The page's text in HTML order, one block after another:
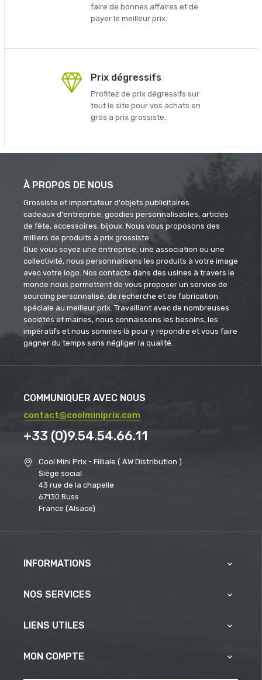
faire de bonnes affaires et de
payer le meilleur prix.
Prix dégressifs
Profitez de prix dégressifs sur
tout le site pour vos achats en
gros à prix grossiste.
À PROPOS DE NOUS
Grossiste et importateur d'objets publicitaires
cadeaux d'entreprise, goodies personnalisables, articles
de fête, accessoires, bijoux. Nous vous proposons des
milliers de produits à prix grossiste.
Que vous soyez une entreprise, une association ou une
collectivité, nous personnalisons les produits à votre image
avec votre logo. Nos contacts dans des usines à travers le
monde nous permettent de vous proposer un service de
sourcing personnalisé, de recherche et de fabrication
spéciale au meilleur prix. Travaillant avec de nombreuses
sociétés et mairies, nous connaissons les besoins, les
impératifs et nous sommes là pour y répondre et vous faire
gagner du temps sans négliger la qualité.
COMMUNIQUER AVEC NOUS
contact@coolminiprix.com
+33 (0)9.54.54.66.11
Cool Mini Prix - Filliale ( AW Distribution )
Siège social
43 rue de la chapelle
67130 Russ
France (Alsace)
INFORMATIONS 
NOS SERVICES 
LIENS UTILES 
MON COMPTE 